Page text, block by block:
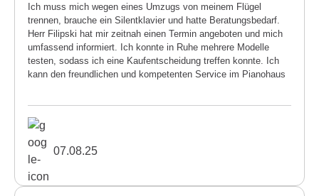
Ich muss mich wegen eines Umzugs von meinem Flügel
trennen, brauche ein Silentklavier und hatte Beratungsbedarf.
Herr Filipski hat mir zeitnah einen Termin angeboten und mich
umfassend informiert. Ich konnte in Ruhe mehrere Modelle
testen, sodass ich eine Kaufentscheidung treffen konnte. Ich
kann den freundlichen und kompetenten Service im Pianohaus
07.08.25